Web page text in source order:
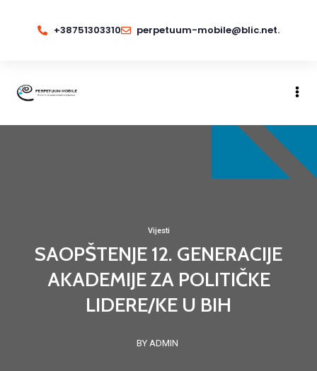
+38751303310 perpetuum-mobile@blic.net.
Vijesti
SAOPŠTENJE 12. GENERACIJE
AKADEMIJE ZA POLITIČKE
LIDERE/KE U BIH
BY ADMIN